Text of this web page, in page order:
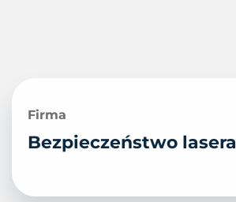
Firma
Bezpieczeństwo lasera